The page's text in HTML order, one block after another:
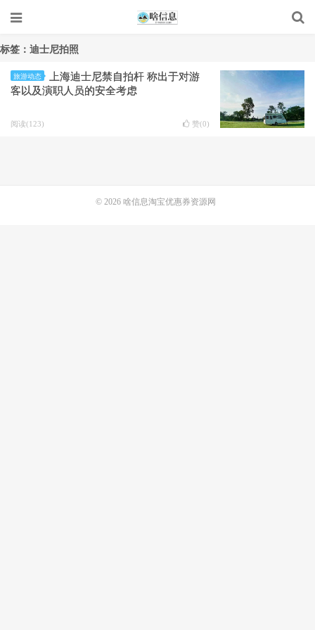
标签：迪士尼拍照
旅游动态
上海迪士尼禁自拍杆 称出于对游
客以及演职人员的安全考虑
阅读(123) 赞(0)
© 2026 啥信息淘宝优惠券资源网